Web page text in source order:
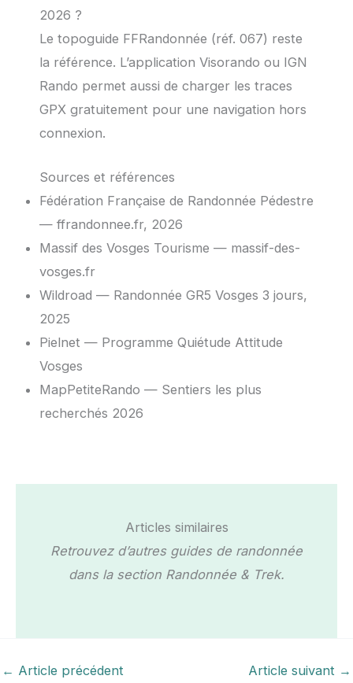
2026 ?
Le topoguide FFRandonnée (réf. 067) reste
la référence. L’application Visorando ou IGN
Rando permet aussi de charger les traces
GPX gratuitement pour une navigation hors
connexion.
Sources et références
Fédération Française de Randonnée Pédestre
— ffrandonnee.fr, 2026
Massif des Vosges Tourisme — massif-des-
vosges.fr
Wildroad — Randonnée GR5 Vosges 3 jours,
2025
Pielnet — Programme Quiétude Attitude
Vosges
MapPetiteRando — Sentiers les plus
recherchés 2026
Articles similaires
Retrouvez d’autres guides de randonnée
dans la section Randonnée & Trek.
← Article précédent Article suivant →